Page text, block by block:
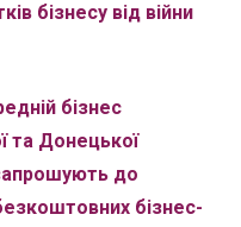
бізнесу від війни
бізнес
та Донецької
до
бізнес-